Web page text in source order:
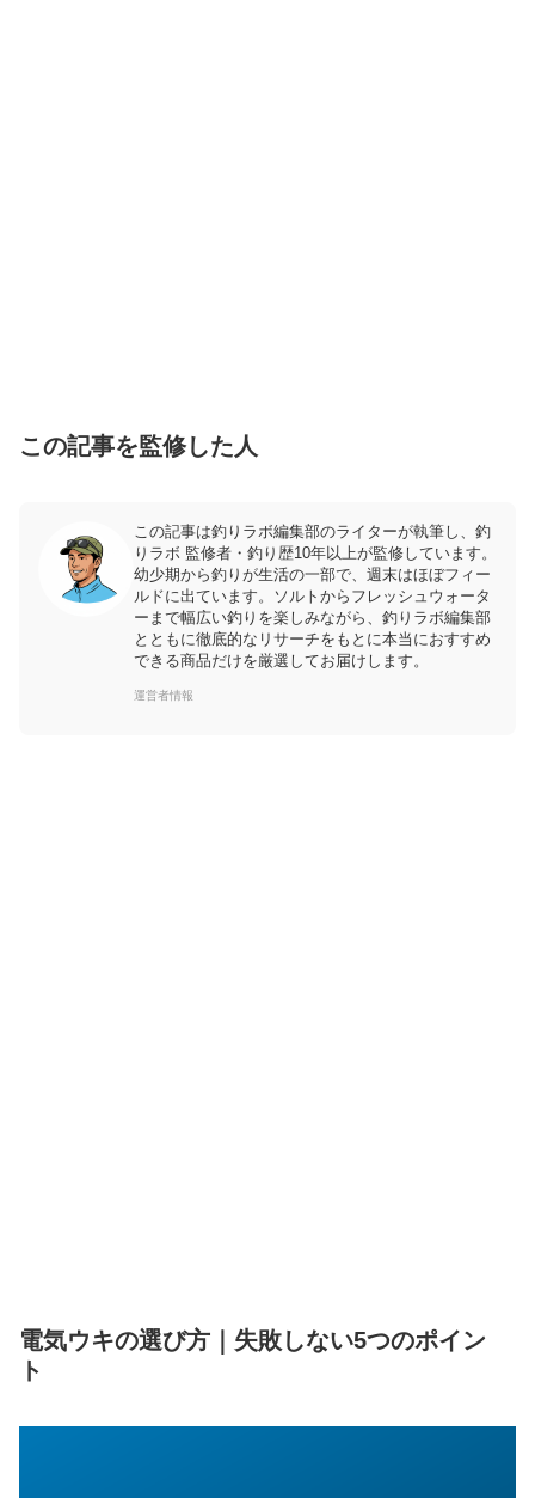
この記事を監修した人
この記事は釣りラボ編集部のライターが執筆し、釣
りラボ 監修者・釣り歴10年以上が監修しています。
幼少期から釣りが生活の一部で、週末はほぼフィー
ルドに出ています。ソルトからフレッシュウォータ
ーまで幅広い釣りを楽しみながら、釣りラボ編集部
とともに徹底的なリサーチをもとに本当におすすめ
できる商品だけを厳選してお届けします。
運営者情報
電気ウキの選び方｜失敗しない5つのポイン
ト